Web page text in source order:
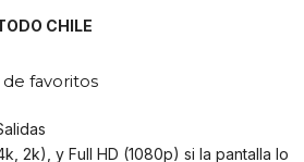
CHILE
de favoritos
2k), y Full HD (1080p) si la pantalla lo